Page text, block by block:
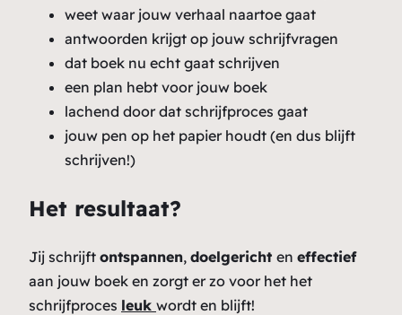
weet waar jouw verhaal naartoe gaat
antwoorden krijgt op jouw schrijfvragen
dat boek nu echt gaat schrijven
een plan hebt voor jouw boek
lachend door dat schrijfproces gaat
jouw pen op het papier houdt (en dus blijft
schrijven!)
Het resultaat?
Jij schrijft ontspannen, doelgericht en effectief
aan jouw boek en zorgt er zo voor het het
schrijfproces leuk wordt en blijft!